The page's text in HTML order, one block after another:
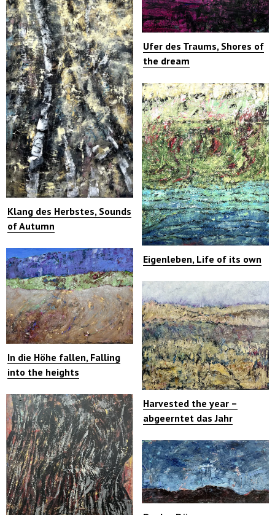
Klang des Herbstes, Sounds
of Autumn
Ufer des Traums, Shores of
the dream
In die Höhe fallen, Falling
into the heights
Eigenleben, Life of its own
Harvested the year –
abgeerntet das Jahr